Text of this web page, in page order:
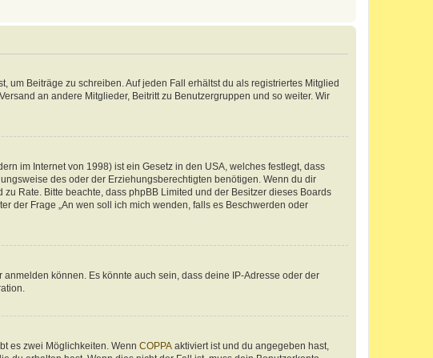
Beiträge zu schreiben. Auf jeden Fall erhältst du als registriertes Mitglied
an andere Mitglieder, Beitritt zu Benutzergruppen und so weiter. Wir
im Internet von 1998) ist ein Gesetz in den USA, welches festlegt, dass
des oder der Erziehungsberechtigten benötigen. Wenn du dir
Rate. Bitte beachte, dass phpBB Limited und der Besitzer dieses Boards
der Frage „An wen soll ich mich wenden, falls es Beschwerden oder
können. Es könnte auch sein, dass deine IP-Adresse oder der
es zwei Möglichkeiten. Wenn COPPA aktiviert ist und du angegeben hast,